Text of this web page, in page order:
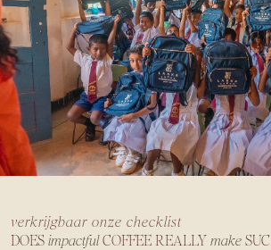
NL
INSTAGRAM
LINKEDIN
YOUTUBE
verkrijgbaar onze checklist
DOES impactfulCOFFEE REALLY make